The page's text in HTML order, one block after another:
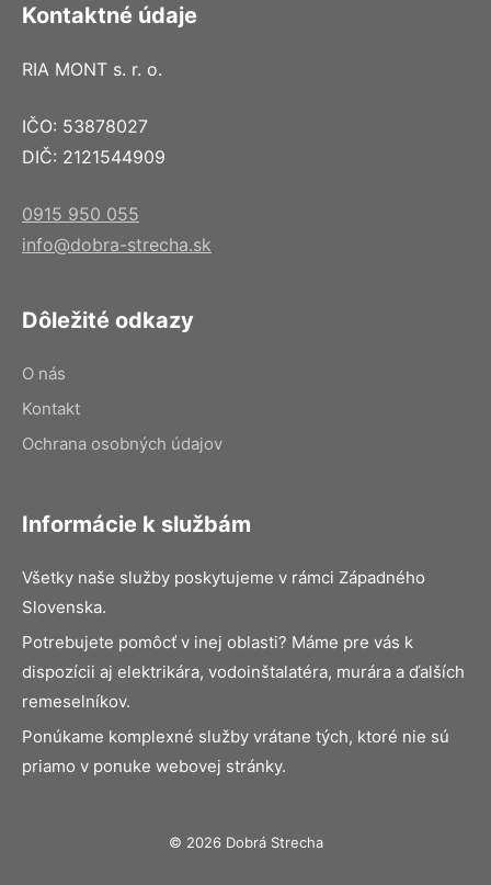
Kontaktné údaje
RIA MONT s. r. o.
IČO: 53878027
DIČ: 2121544909
0915 950 055
info@dobra-strecha.sk
Dôležité odkazy
O nás
Kontakt
Ochrana osobných údajov
Informácie k službám
Všetky naše služby poskytujeme v rámci Západného
Slovenska.
Potrebujete pomôcť v inej oblasti? Máme pre vás k
dispozícii aj elektrikára, vodoinštalatéra, murára a ďalších
remeselníkov.
Ponúkame komplexné služby vrátane tých, ktoré nie sú
priamo v ponuke webovej stránky.
© 2026 Dobrá Strecha